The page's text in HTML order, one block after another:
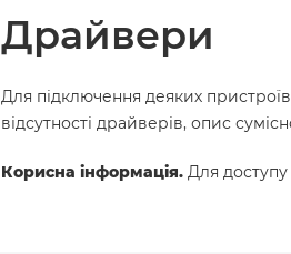
Драйвери
Для підключення деяких
відсутності драйверів, опис
Корисна інформація. Для